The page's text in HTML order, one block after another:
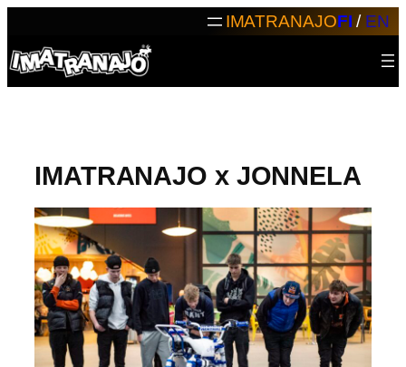
IMATRANAJOFI / EN
IMATRANAJO x JONNELA